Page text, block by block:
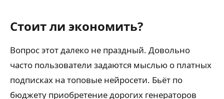
Стоит ли экономить?
Вопрос этот далеко не праздный. Довольно
часто пользователи задаются мыслью о платных
подписках на топовые нейросети. Бьёт по
бюджету приобретение дорогих генераторов